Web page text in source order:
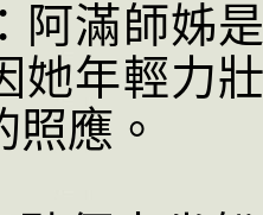
阿滿師姊
她年輕力
照應。